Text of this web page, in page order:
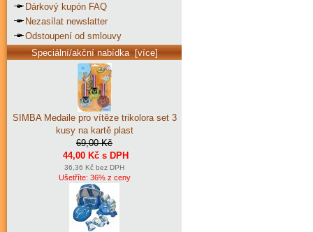
Dárkový kupón FAQ
Nezasílat newslatter
Odstoupení od smlouvy
Speciální/akční nabídka [více]
SIMBA Medaile pro vítěze trikolora set 3
kusy na kartě plast
69,00 Kč
44,00 Kč s DPH
36,36 Kč bez DPH
Ušetříte: 36% z ceny